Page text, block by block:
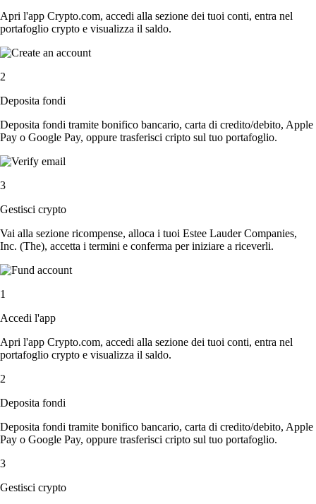
Apri l'app Crypto.com, accedi alla sezione dei tuoi conti, entra nel
portafoglio crypto e visualizza il saldo.
2
Deposita fondi
Deposita fondi tramite bonifico bancario, carta di credito/debito, Apple
Pay o Google Pay, oppure trasferisci cripto sul tuo portafoglio.
3
Gestisci crypto
Vai alla sezione ricompense, alloca i tuoi Estee Lauder Companies,
Inc. (The), accetta i termini e conferma per iniziare a riceverli.
1
Accedi l'app
Apri l'app Crypto.com, accedi alla sezione dei tuoi conti, entra nel
portafoglio crypto e visualizza il saldo.
2
Deposita fondi
Deposita fondi tramite bonifico bancario, carta di credito/debito, Apple
Pay o Google Pay, oppure trasferisci cripto sul tuo portafoglio.
3
Gestisci crypto